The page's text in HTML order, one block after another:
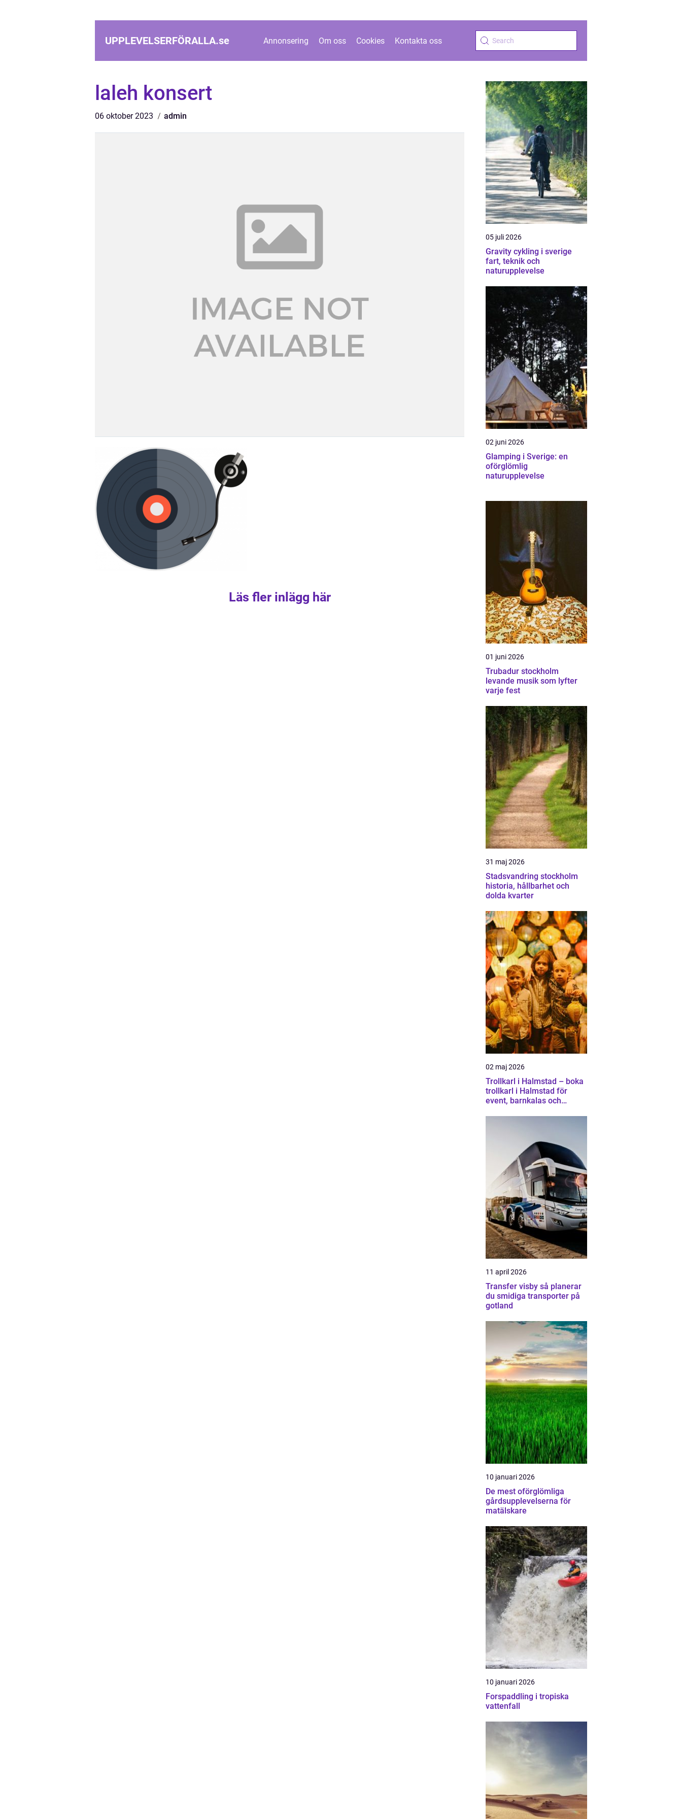
UPPLEVELSERFÖRALLA.se Annonsering Om oss Cookies Kontakta oss
laleh konsert
06 oktober 2023 admin
Läs fler inlägg här
05 juli 2026
Gravity cykling i sverige
fart, teknik och
naturupplevelse
02 juni 2026
Glamping i Sverige: en
oförglömlig
naturupplevelse
01 juni 2026
Trubadur stockholm
levande musik som lyfter
varje fest
31 maj 2026
Stadsvandring stockholm
historia, hållbarhet och
dolda kvarter
02 maj 2026
Trollkarl i Halmstad – boka
trollkarl i Halmstad för
event, barnkalas och
11 april 2026
Transfer visby så planerar
du smidiga transporter på
gotland
10 januari 2026
De mest oförglömliga
gårdsupplevelserna för
matälskare
10 januari 2026
Forspaddling i tropiska
vattenfall